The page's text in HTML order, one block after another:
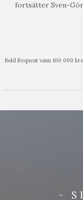
fortsätter Sven-
Bold Request vann 100 000
-